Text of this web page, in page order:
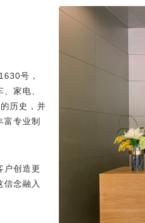
号，
家电、
历史，并
专业制
户创造更
念融入